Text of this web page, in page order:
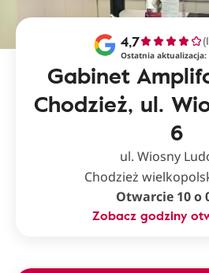
Gabinet
Chodzież, ul.
6
4,7
Ostatnia aktualizacja:
ul. Wiosny
Chodzież
Otwarcie 10 o
Zobacz godziny